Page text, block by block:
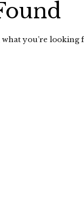
what you’re looking